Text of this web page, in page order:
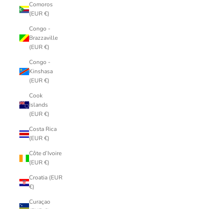
Comoros
(EUR €)
Congo -
Brazzaville
(EUR €)
Congo -
Kinshasa
(EUR €)
Cook
Islands
(EUR €)
Costa Rica
(EUR €)
Côte d’Ivoire
(EUR €)
Croatia (EUR
€)
Curaçao